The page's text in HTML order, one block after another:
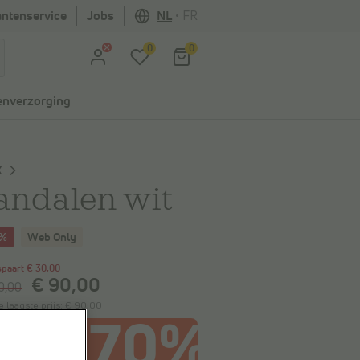
Jobs NL
0 0
wit
Web Only
€ 30,00
€ 90,00
laagste prijs: € 90,00